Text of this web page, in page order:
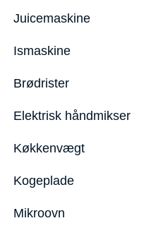
Juicemaskine
Ismaskine
Brødrister
Elektrisk håndmikser
Køkkenvægt
Kogeplade
Mikroovn